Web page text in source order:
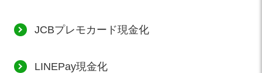
JCBプレモカード現金化
LINEPay現金化